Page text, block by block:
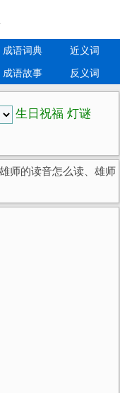
成语词典
近义词
成语故事 反义词
生日祝福 灯谜
师的读音怎么读、雄师